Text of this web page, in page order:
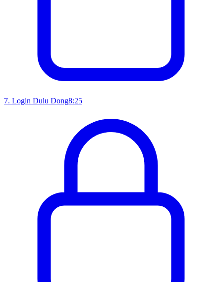
7. Login Dulu Dong8:25